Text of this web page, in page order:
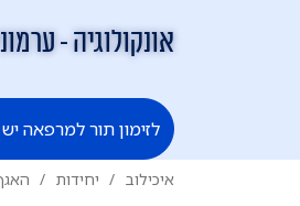
אונקולוגיה -
לזימון תור למרפאה
איכילוב יחידות